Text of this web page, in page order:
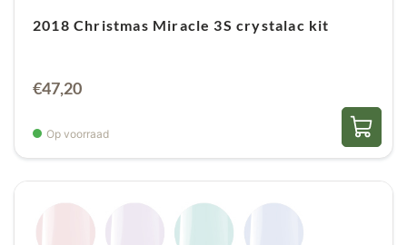
2018 Christmas Miracle 3S crystalac kit
€47,20
Op voorraad